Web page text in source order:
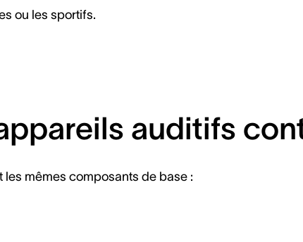
ou les sportifs.
auditifs
mêmes composants de base :